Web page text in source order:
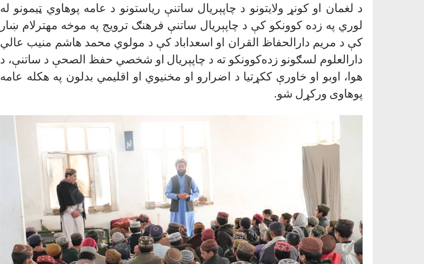
د لغمان او کونړ ولایتونو د چاپېریال ساتنې ریاستونو د عامه پوهاوي ټیمونو له
لوري په زده کوونکو کې د چاپېریال ساتنې فرهنګ ترویج په موخه مهترلام ښار
کې د مریم دارالحفاظ القران او اسعداباد کې د مولوي محمد هاشم منیب عالي
دارالعلوم لسګونو زده‌کوونکو ته د چاپېریال او شخصي حفظ الصحې د ساتنې، د
هوا، اوبو او خاورې ککړتیا د اضرارو او مخنیوي او اقلیمي بدلون په هکله عامه
پوهاوی ورکړل شو.